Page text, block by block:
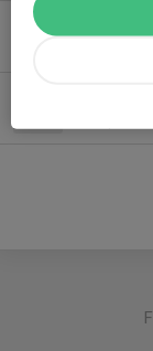
Träning